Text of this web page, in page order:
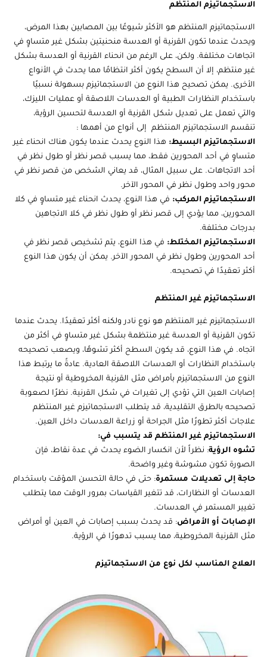
الاستجماتيزم المنتظم
الاستجماتيزم المنتظم هو الأكثر شيوعًا بين المصابين بهذا المرض،
ويحدث عندما تكون القرنية أو العدسة منحنيتين بشكل غير متساوٍ في
اتجاهات مختلفة. ولكن، على الرغم من انحناء القرنية أو العدسة بشكل
غير منتظم، إلا أن السطح يكون أكثر انتظامًا مما يحدث في الأنواع
الأخرى. يمكن تصحيح هذا النوع من الاستجماتيزم بسهولة نسبيًا
باستخدام النظارات الطبية أو العدسات اللاصقة أو عمليات الليزك،
والتي تعمل على تعديل شكل القرنية أو العدسة لتحسين الرؤية،
تنقسم الاستجماتيزم المنتظم إلى أنواع من أهمها :
الاستجماتيزم البسيط: هذا النوع يحدث عندما يكون هناك انحناء غير
متساوٍ في أحد المحورين فقط، مما يسبب قصر نظر أو طول نظر في
أحد الاتجاهات. على سبيل المثال، قد يعاني الشخص من قصر نظر في
محور واحد وطول نظر في المحور الآخر.
الاستجماتيزم المركب: في هذا النوع، يحدث انحناء غير متساوٍ في كلا
المحورين، مما يؤدي إلى قصر نظر أو طول نظر في كلا الاتجاهين
بدرجات مختلفة.
الاستجماتيزم المختلط: في هذا النوع، يتم تشخيص قصر نظر في
أحد المحورين وطول نظر في المحور الآخر. يمكن أن يكون هذا النوع
أكثر تعقيدًا في تصحيحه.
الاستجماتيزم غير المنتظم
الاستجماتيزم غير المنتظم هو نوع نادر ولكنه أكثر تعقيدًا. يحدث عندما
تكون القرنية أو العدسة غير منتظمة بشكل غير متساوٍ في أكثر من
اتجاه. في هذا النوع، قد يكون السطح أكثر تشوهًا، ويصعب تصحيحه
باستخدام النظارات أو العدسات اللاصقة العادية. عادةً ما يرتبط هذا
النوع من الاستجماتيزم بأمراض مثل القرنية المخروطية أو نتيجة
إصابات العين التي تؤدي إلى تغيرات في شكل القرنية. نظرًا لصعوبة
تصحيحه بالطرق التقليدية، قد يتطلب الاستجماتيزم غير المنتظم
علاجات أكثر تطورًا مثل الجراحة أو زراعة العدسات داخل العين.
الاستجماتيزم غير المنتظم قد يتسبب في:
تشوه الرؤية: نظراً لأن انكسار الضوء يحدث في عدة نقاط، فإن
الصورة تكون مشوشة وغير واضحة.
حاجة إلى تعديلات مستمرة: حتى في حالة التحسن المؤقت باستخدام
العدسات أو النظارات، قد تتغير القياسات بمرور الوقت مما يتطلب
تغيير المستمر في العدسات.
الإصابات أو الأمراض: قد يحدث بسبب إصابات في العين أو أمراض
مثل القرنية المخروطية، مما يسبب تدهورًا في الرؤية.
العلاج المناسب لكل نوع من الاستجماتيزم